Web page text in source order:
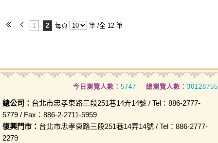
1 2 每頁 筆 /全 12 筆
今日瀏覽人數： 5747 總瀏覽人數： 30128755
總公司： 台北市忠孝東路三段251巷14弄14號 / Tel：886-2777-
5779 / Fax：886-2-2711-5959
復興門市： 台北市忠孝東路三段251巷14弄14號 / Tel：886-2777-
2279